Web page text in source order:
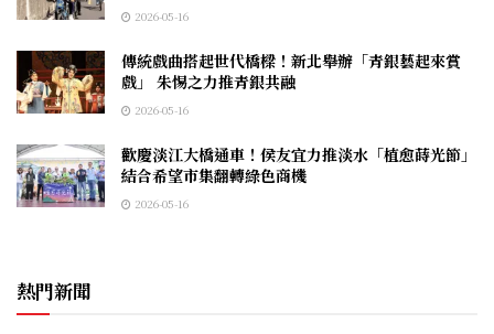
2026-05-16
傳統戲曲搭起世代橋樑！新北舉辦「青銀藝起來賞
戲」 朱惕之力推青銀共融
2026-05-16
歡慶淡江大橋通車！侯友宜力推淡水「植愈蒔光節」
結合希望市集翻轉綠色商機
2026-05-16
熱門新聞